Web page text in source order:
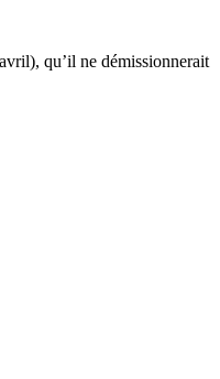
qu’il ne démissionnerait